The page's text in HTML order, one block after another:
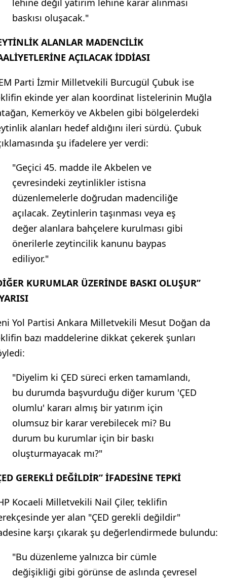
lehine değil yatırım lehine karar alınması
baskısı oluşacak."
ALANLAR MADENCİLİK
AÇILACAK İDDİASI
Parti İzmir Milletvekili Burcugül Çubuk ise
ekinde yer alan koordinat listelerinin Muğla
Kemerköy ve Akbelen gibi bölgelerdeki
alanları hedef aldığını ileri sürdü. Çubuk
şu ifadelere yer verdi:
"Geçici 45. madde ile Akbelen ve
çevresindeki zeytinlikler istisna
düzenlemelerle doğrudan madenciliğe
açılacak. Zeytinlerin taşınması veya eş
değer alanlara bahçelere kurulması gibi
önerilerle zeytincilik kanunu baypas
ediliyor."
KURUMLAR ÜZERİNDE BASKI OLUŞUR”
Yol Partisi Ankara Milletvekili Mesut Doğan da
bazı maddelerine dikkat çekerek şunları
"Diyelim ki ÇED süreci erken tamamlandı,
bu durumda başvurduğu diğer kurum 'ÇED
olumlu' kararı almış bir yatırım için
olumsuz bir karar verebilecek mi? Bu
durum bu kurumlar için bir baskı
oluşturmayacak mı?"
GEREKLİ DEĞİLDİR” İFADESİNE TEPKİ
Kocaeli Milletvekili Nail Çiler, teklifin
yer alan "ÇED gerekli değildir"
karşı çıkarak şu değerlendirmede bulundu:
"Bu düzenleme yalnızca bir cümle
değişikliği gibi görünse de aslında çevresel